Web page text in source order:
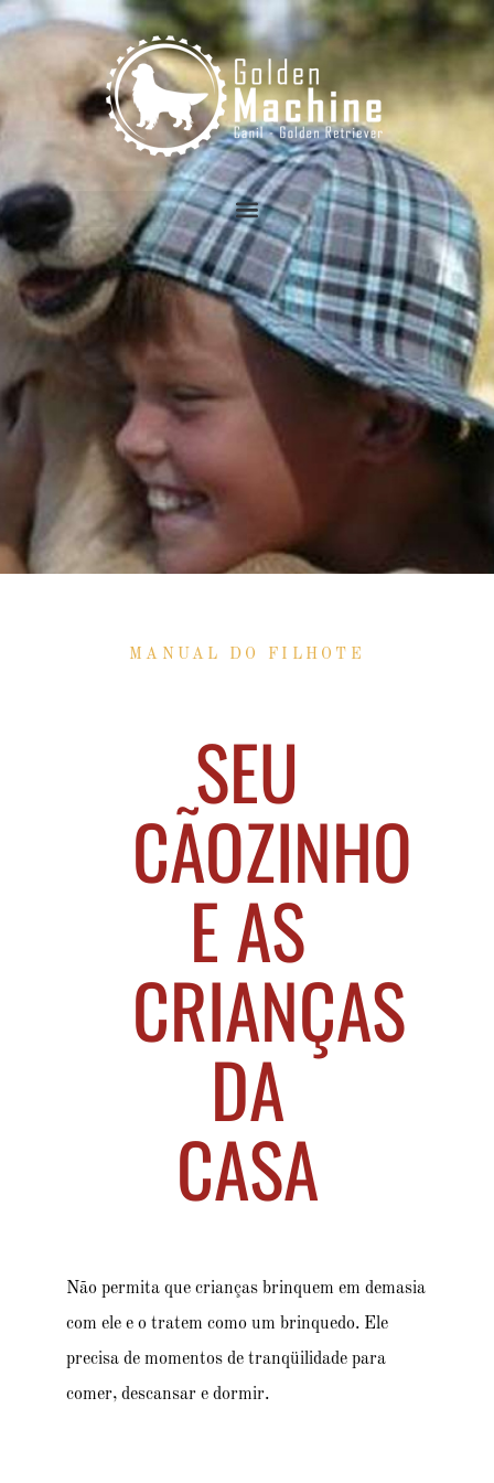
MANUAL DO FILHOTE
SEU
CÃOZINHO
E AS
CRIANÇAS
DA
CASA
Não permita que crianças brinquem em demasia
com ele e o tratem como um brinquedo. Ele
precisa de momentos de tranqüilidade para
comer, descansar e dormir.